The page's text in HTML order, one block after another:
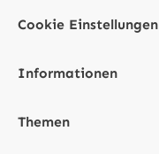
Cookie Einstellungen
Informationen
Themen